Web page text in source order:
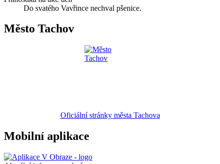
Do svatého Vavřince nechval pšenice.
Město Tachov
Oficiální stránky města Tachova
Mobilní aplikace